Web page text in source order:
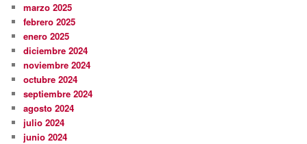
marzo 2025
febrero 2025
enero 2025
diciembre 2024
noviembre 2024
octubre 2024
septiembre 2024
agosto 2024
julio 2024
junio 2024